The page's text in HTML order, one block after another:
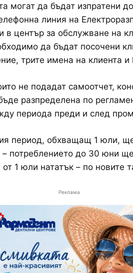
могат да бъдат изпратени
линия на
в център за обслужване на
да бъдат посочени
трите имена на клиента и
не подадат самоотчет,
разпределена по
периода преди и след
период, обхващащ 1 юли,
потреблението до 30 юни
1 юли нататък – по новите
Реклама